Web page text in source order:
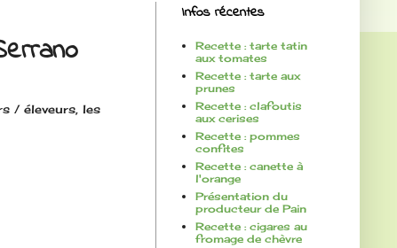
/ éleveurs, les
Infos récentes
Recette : tarte tatin
aux tomates
Recette : tarte aux
prunes
Recette : clafoutis
aux cerises
Recette : pommes
confites
Recette : canette à
l'orange
Présentation du
producteur de Pain
Recette : cigares au
fromage de chèvre